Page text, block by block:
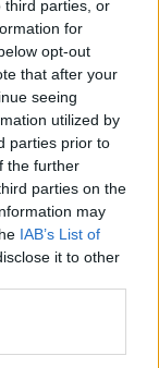
third parties, or
for
opt-out
that after your
seeing
utilized by
parties prior to
the further
parties on the
may
IAB’s List of
it to other